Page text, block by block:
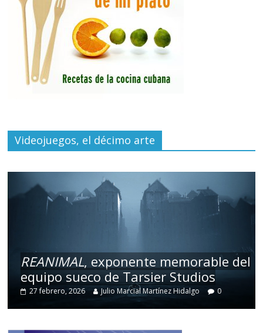
Videojuegos, el décimo arte
REANIMAL, exponente memorable del
equipo sueco de Tarsier Studios
27 febrero, 2026 Julio Marcial Martínez Hidalgo 0